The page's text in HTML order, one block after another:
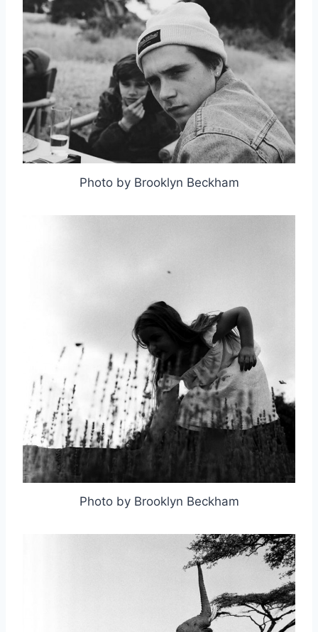
Photo by Brooklyn Beckham
Photo by Brooklyn Beckham